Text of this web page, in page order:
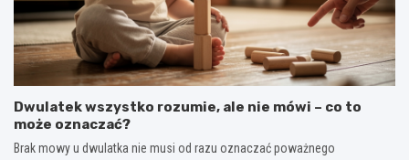
Dwulatek wszystko rozumie, ale nie mówi – co to
może oznaczać?
Brak mowy u dwulatka nie musi od razu oznaczać poważnego